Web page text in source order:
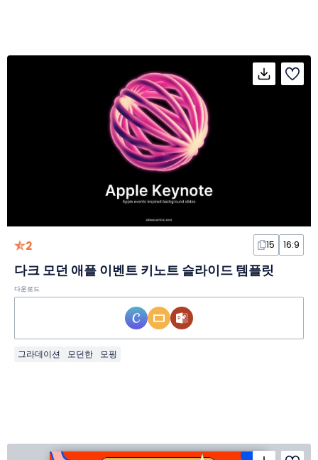
2 15 16:9
다크 모던 애플 이벤트 키노트 슬라이드 템플릿
다운로드
그라데이션 모던한 모핑